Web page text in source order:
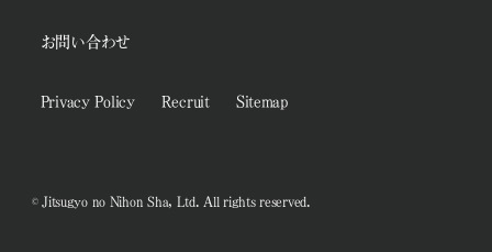
お問い合わせ
Privacy Policy Recruit Sitemap
© Jitsugyo no Nihon Sha, Ltd. All rights reserved.